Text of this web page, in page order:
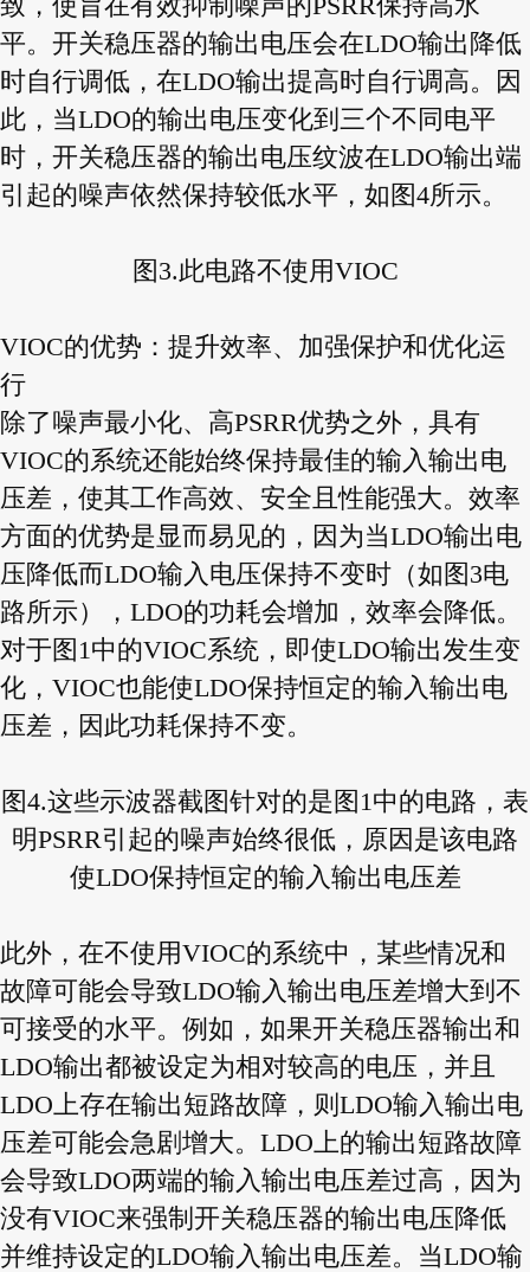
致，使旨在有效抑制噪声的PSRR保持高水
平。开关稳压器的输出电压会在LDO输出降低
时自行调低，在LDO输出提高时自行调高。因
此，当LDO的输出电压变化到三个不同电平
时，开关稳压器的输出电压纹波在LDO输出端
引起的噪声依然保持较低水平，如图4所示。
图3.此电路不使用VIOC
VIOC的优势：提升效率、加强保护和优化运
行
除了噪声最小化、高PSRR优势之外，具有
VIOC的系统还能始终保持最佳的输入输出电
压差，使其工作高效、安全且性能强大。效率
方面的优势是显而易见的，因为当LDO输出电
压降低而LDO输入电压保持不变时（如图3电
路所示），LDO的功耗会增加，效率会降低。
对于图1中的VIOC系统，即使LDO输出发生变
化，VIOC也能使LDO保持恒定的输入输出电
压差，因此功耗保持不变。
图4.这些示波器截图针对的是图1中的电路，表
明PSRR引起的噪声始终很低，原因是该电路
使LDO保持恒定的输入输出电压差
此外，在不使用VIOC的系统中，某些情况和
故障可能会导致LDO输入输出电压差增大到不
可接受的水平。例如，如果开关稳压器输出和
LDO输出都被设定为相对较高的电压，并且
LDO上存在输出短路故障，则LDO输入输出电
压差可能会急剧增大。LDO上的输出短路故障
会导致LDO两端的输入输出电压差过高，因为
没有VIOC来强制开关稳压器的输出电压降低
并维持设定的LDO输入输出电压差。当LDO输